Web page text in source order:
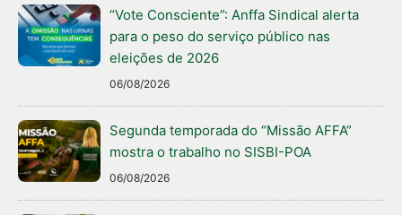
“Vote Consciente”: Anffa Sindical alerta
para o peso do serviço público nas
eleições de 2026
06/08/2026
Segunda temporada do “Missão AFFA”
mostra o trabalho no SISBI-POA
06/08/2026